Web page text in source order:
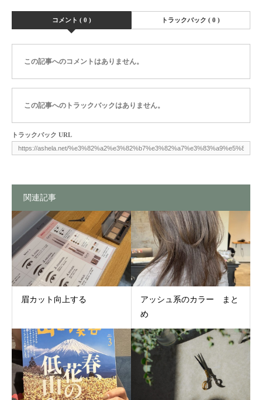
コメント ( 0 ) トラックバック ( 0 )
この記事へのコメントはありません。
この記事へのトラックバックはありません。
トラックバック URL
関連記事
眉カット向上する
アッシュ系のカラー まと
め